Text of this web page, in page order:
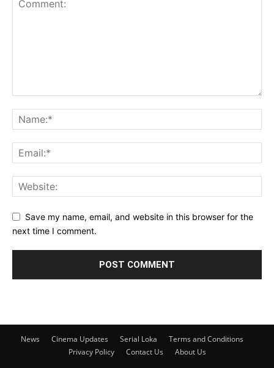
Save my name, email, and website in this browser for the
next time I comment.
News Cinema Updates Serial Loka
Terms and Conditions
Privacy Policy
Contact Us About Us